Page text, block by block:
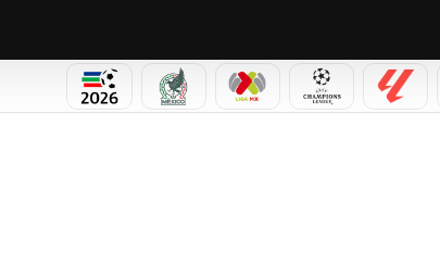
MUNDIAL 2026SELECCIÓN MEXICANA
LIGA MX CHAMPIONSLALIGA